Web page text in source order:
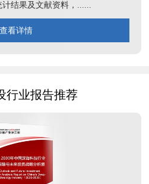
结果及文献资料，......
查看详情
行业报告推荐